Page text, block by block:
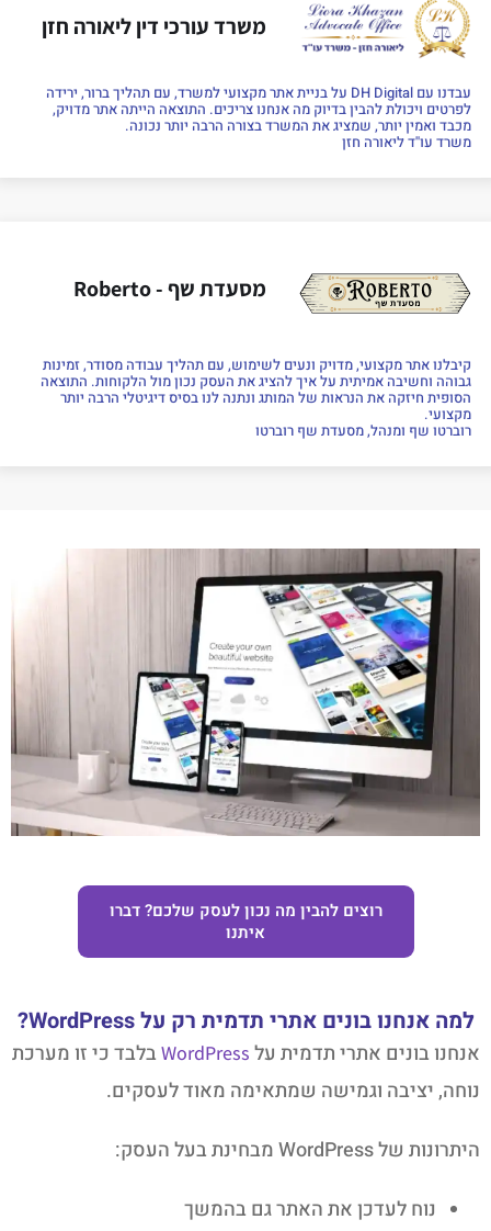
משרד עורכי דין ליאורה חזן
עבדנו עם DH Digital על בניית אתר מקצועי למשרד, עם תהליך ברור, ירידה
לפרטים ויכולת להבין בדיוק מה אנחנו צריכים. התוצאה הייתה אתר מדויק,
מכבד ואמין יותר, שמציג את המשרד בצורה הרבה יותר נכונה.
משרד עו''ד ליאורה חזן
מסעדת שף - Roberto
קיבלנו אתר מקצועי, מדויק ונעים לשימוש, עם תהליך עבודה מסודר, זמינות
גבוהה וחשיבה אמיתית על איך להציג את העסק נכון מול הלקוחות. התוצאה
הסופית חיזקה את הנראות של המותג ונתנה לנו בסיס דיגיטלי הרבה יותר
מקצועי.
רוברטו שף ומנהל, מסעדת שף רוברטו
רוצים להבין מה נכון לעסק שלכם? דברו
איתנו
למה אנחנו בונים אתרי תדמית רק על WordPress?
אנחנו בונים אתרי תדמית על WordPressבלבד כי זו מערכת
נוחה, יציבה וגמישה שמתאימה מאוד לעסקים.
היתרונות של WordPress מבחינת בעל העסק:
נוח לעדכן את האתר גם בהמשך